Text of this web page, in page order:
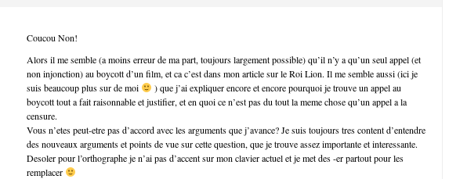
Coucou Non!
Alors il me semble (a moins erreur de ma part, toujours largement possible) qu’il n’y a qu’un seul appel (et
non injonction) au boycott d’un film, et ca c’est dans mon article sur le Roi Lion. Il me semble aussi (ici je
suis beaucoup plus sur de moi
) que j’ai expliquer encore et encore pourquoi je trouve un appel au
boycott tout a fait raisonnable et justifier, et en quoi ce n’est pas du tout la meme chose qu’un appel a la
censure.
Vous n’etes peut-etre pas d’accord avec les arguments que j’avance? Je suis toujours tres content d’entendre
des nouveaux arguments et points de vue sur cette question, que je trouve assez importante et interessante.
Desoler pour l’orthographe je n’ai pas d’accent sur mon clavier actuel et je met des -er partout pour les
remplacer